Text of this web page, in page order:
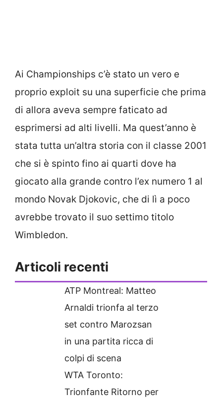
Ai Championships c’è stato un vero e
proprio exploit su una superficie che prima
di allora aveva sempre faticato ad
esprimersi ad alti livelli. Ma quest’anno è
stata tutta un’altra storia con il classe 2001
che si è spinto fino ai quarti dove ha
giocato alla grande contro l’ex numero 1 al
mondo Novak Djokovic, che di lì a poco
avrebbe trovato il suo settimo titolo
Wimbledon.
Articoli recenti
ATP Montreal: Matteo
Arnaldi trionfa al terzo
set contro Marozsan
in una partita ricca di
colpi di scena
WTA Toronto:
Trionfante Ritorno per